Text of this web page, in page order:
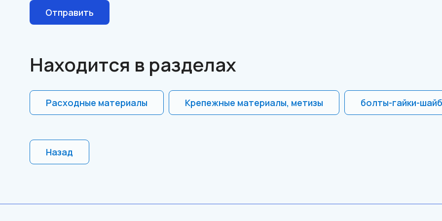
Отправить
Находится в разделах
Расходные материалы Крепежные материалы, метизы болты-гайки-
Назад